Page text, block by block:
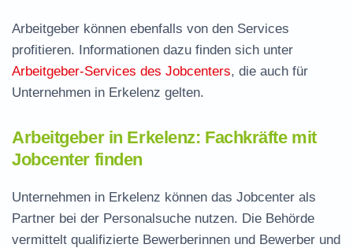
Arbeitgeber können ebenfalls von den Services
profitieren. Informationen dazu finden sich unter
Arbeitgeber-Services des Jobcenters, die auch für
Unternehmen in Erkelenz gelten.
Arbeitgeber in Erkelenz: Fachkräfte mit
Jobcenter finden
Unternehmen in Erkelenz können das Jobcenter als
Partner bei der Personalsuche nutzen. Die Behörde
vermittelt qualifizierte Bewerberinnen und Bewerber und